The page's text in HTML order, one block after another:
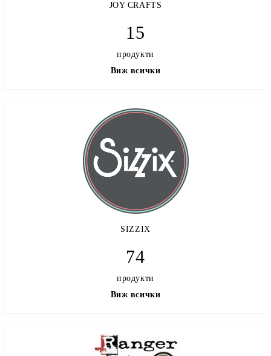
JOY CRAFTS
15
продукти
Виж всички
SIZZIX
74
продукти
Виж всички